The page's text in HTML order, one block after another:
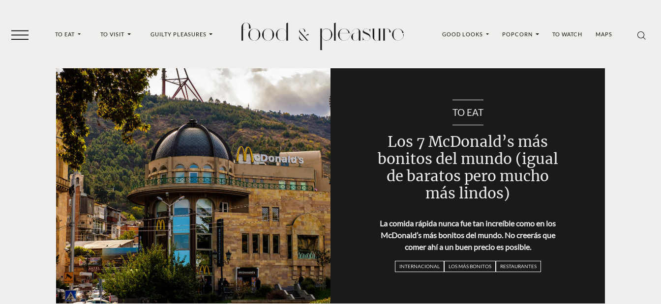
TO EAT TO VISIT GUILTY PLEASURES GOOD LOOKS POPCORN TO WATCH MAPS
TO EAT
Los 7 McDonald’s más
bonitos del mundo (igual
de baratos pero mucho
más lindos)
La comida rápida nunca fue tan increíble como en los
McDonald’s más bonitos del mundo. No creerás que
comer ahí a un buen precio es posible.
INTERNACIONAL LOS MÁS BONITOS RESTAURANTES